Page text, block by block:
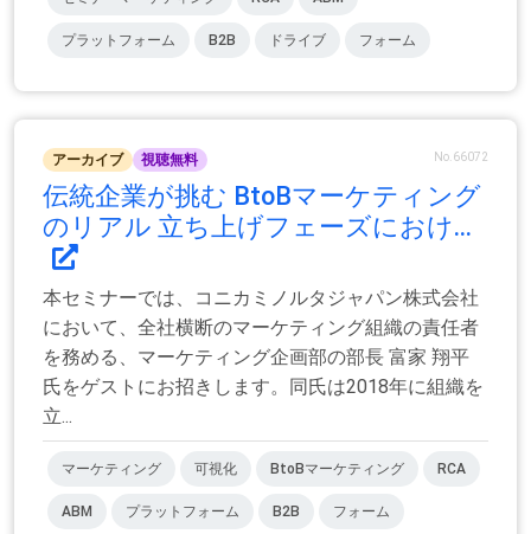
プラットフォーム B2B ドライブ フォーム
アーカイブ 視聴無料 No.66072
伝統企業が挑む BtoBマーケティング
のリアル 立ち上げフェーズにおけ...
本セミナーでは、コニカミノルタジャパン株式会社
において、全社横断のマーケティング組織の責任者
を務める、マーケティング企画部の部長 富家 翔平
氏をゲストにお招きします。同氏は2018年に組織を
立...
マーケティング 可視化 BtoBマーケティング RCA
ABM プラットフォーム B2B フォーム